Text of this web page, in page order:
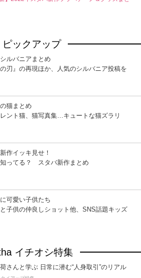
ピックアップ
ルバニアまとめ
の刃』の再現ほか、人気のシルバニア投稿を
猫まとめ
ント猫、猫写真集…キュートな猫ズラリ
作イッキ見せ！
ってる？ スタバ新作まとめ
可愛い子供たち
子供の仲良しショット他、SNS話題キッズ
イチオシ特集
さんと学ぶ 日常に潜む“人身取引”のリアル